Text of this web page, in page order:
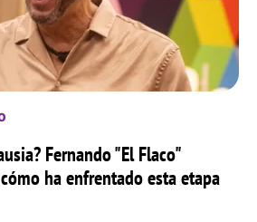
Fernando "El Flaco"
ha enfrentado esta etapa